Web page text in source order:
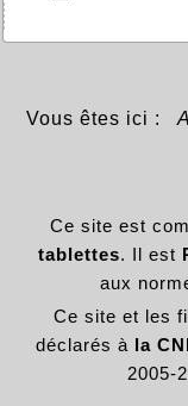
Vous êtes ici :
Ce site est
tablettes. Il est
aux
Ce site et les
déclarés à la
2005-